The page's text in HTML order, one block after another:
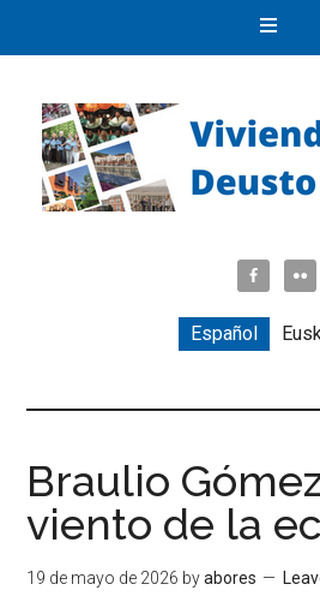
Español
Braulio
viento de la
19 de mayo de 2026 byabores